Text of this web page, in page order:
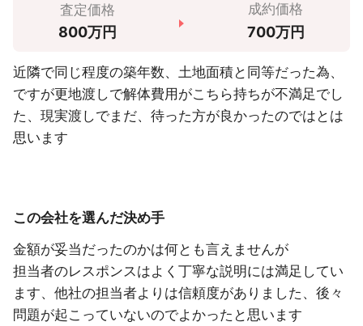
査定価格
800万円
成約価格
700万円
近隣で同じ程度の築年数、土地面積と同等だった為、
ですが更地渡しで解体費用がこちら持ちが不満足でし
た、現実渡しでまだ、待った方が良かったのではとは
思います
この会社を選んだ決め手
金額が妥当だったのかは何とも言えませんが
担当者のレスポンスはよく丁寧な説明には満足してい
ます、他社の担当者よりは信頼度がありました、後々
問題が起こっていないのでよかったと思います